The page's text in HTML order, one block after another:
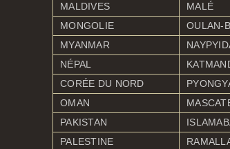
MALDIVES
MALÉ
MONGOLIE
OULAN-
MYANMAR
NÉPAL
CORÉE DU NORD
OMAN
PAKISTAN
PALESTINE